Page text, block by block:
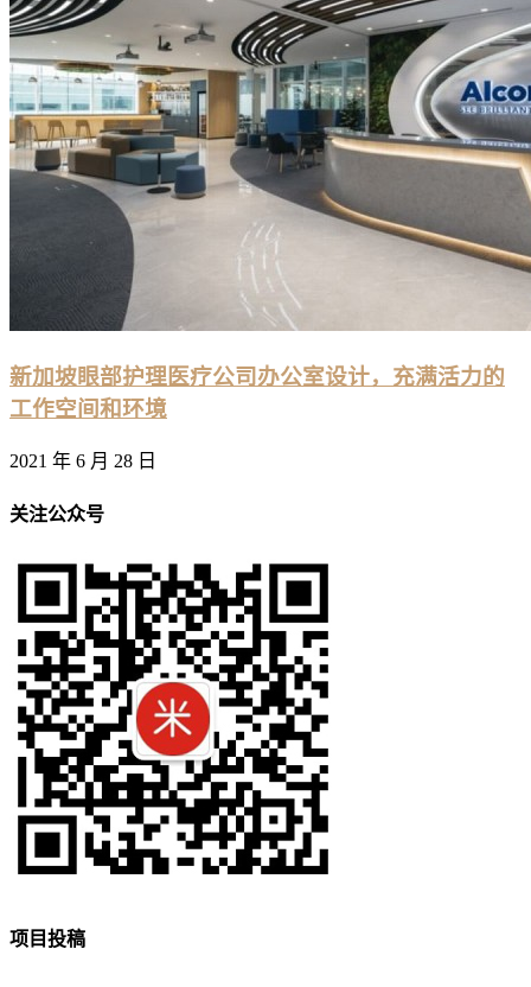
新加坡眼部护理医疗公司办公室设计，充满活力的
工作空间和环境
2021 年 6 月 28 日
关注公众号
项目投稿